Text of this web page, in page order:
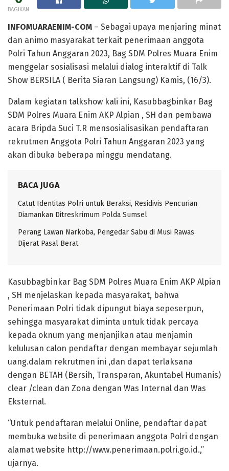
BAGIKAN
INFOMUARAENIM-COM – Sebagai upaya menjaring minat
dan animo masyarakat terkait penerimaan anggota
Polri Tahun Anggaran 2023, Bag SDM Polres Muara Enim
menggelar sosialisasi melalui dialog interaktif di Talk
Show BERSILA ( Berita Siaran Langsung) Kamis, (16/3).
Dalam kegiatan talkshow kali ini, Kasubbagbinkar Bag
SDM Polres Muara Enim AKP Alpian , SH dan pembawa
acara Bripda Suci T.R mensosialisasikan pendaftaran
rekrutmen Anggota Polri Tahun Anggaran 2023 yang
akan dibuka beberapa minggu mendatang.
BACA JUGA
Catut Identitas Polri untuk Beraksi, Residivis Pencurian
Diamankan Ditreskrimum Polda Sumsel
Perang Lawan Narkoba, Pengedar Sabu di Musi Rawas
Dijerat Pasal Berat
Kasubbagbinkar Bag SDM Polres Muara Enim AKP Alpian
, SH menjelaskan kepada masyarakat, bahwa
Penerimaan Polri tidak dipungut biaya sepeserpun,
sehingga masyarakat diminta untuk tidak percaya
kepada oknum yang menjanjikan atau menjamin
kelulusan calon pendaftar dengan membayar sejumlah
uang.dalam rekrutmen ini ,dan dapat terlaksana
dengan BETAH (Bersih, Transparan, Akuntabel Humanis)
clear /clean dan Zona dengan Was Internal dan Was
Eksternal.
“Untuk pendaftaran melalui Online, pendaftar dapat
membuka website di penerimaan anggota Polri dengan
alamat website http://www.penerimaan.polri.go.id.,”
ujarnya.